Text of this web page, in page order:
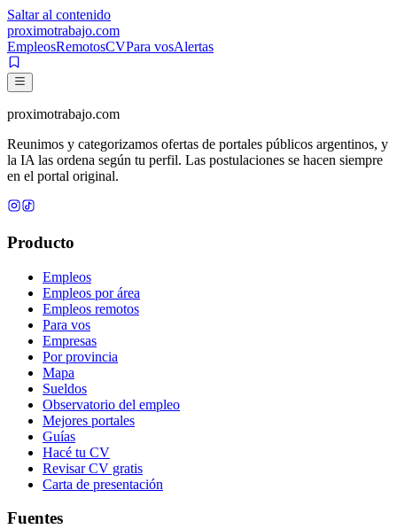
Saltar al contenido
proximotrabajo.com
EmpleosRemotosCVPara vosAlertas
proximotrabajo.com
Reunimos y categorizamos ofertas de portales públicos argentinos, y
la IA las ordena según tu perfil. Las postulaciones se hacen siempre
en el portal original.
Producto
Empleos
Empleos por área
Empleos remotos
Para vos
Empresas
Por provincia
Mapa
Sueldos
Observatorio del empleo
Mejores portales
Guías
Hacé tu CV
Revisar CV gratis
Carta de presentación
Fuentes